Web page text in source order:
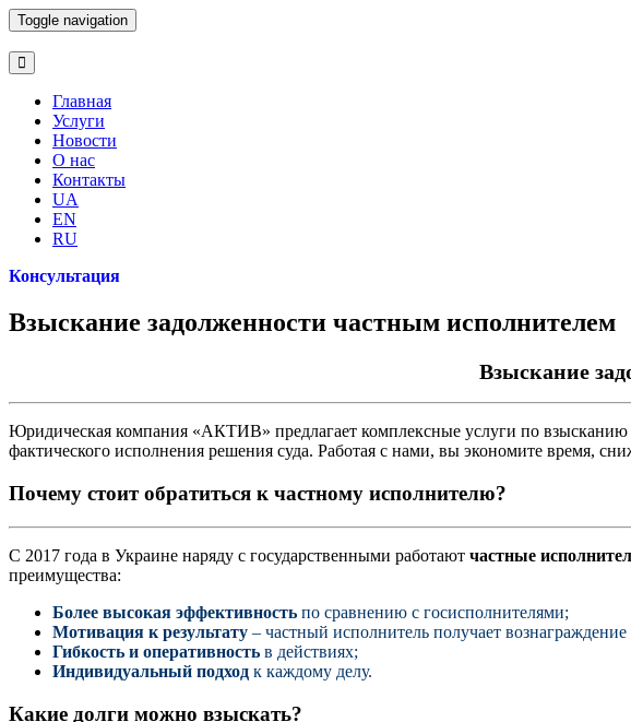
Toggle navigation
Главная
Услуги
Новости
О нас
Контакты
UA
EN
RU
Консультация
Взыскание задолженности частным исполнителем
Взыскание
Юридическая компания «АКТИВ» предлагает комплексные услуги по взысканию
фактического исполнения решения суда. Работая с нами, вы экономите время,
Почему стоит обратиться к частному исполнителю?
С 2017 года в Украине наряду с государственными работают частные
преимущества:
Более высокая эффективность по сравнению с госисполнителями;
Мотивация к результату – частный исполнитель получает
Гибкость и оперативность в действиях;
Индивидуальный подход к каждому делу.
Какие долги можно взыскать?